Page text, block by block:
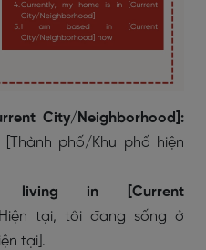
City/Neighborhood]:
[Thành phố/Khu phố hiện
living in [Current
Hiện tại, tôi đang sống ở
tại].